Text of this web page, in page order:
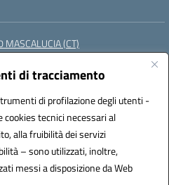
di tracciamento
di profilazione degli utenti -
tecnici necessari al
alla fruibilità dei servizi
– sono utilizzati, inoltre,
messi a disposizione da Web
(CT)
ctic8bc002@pec.istruzione.it
(IPA): istsc_ctic8bc002